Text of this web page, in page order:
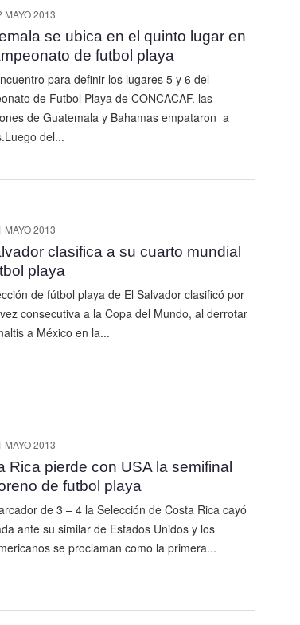
MAYO 2013
se ubica en el quinto lugar en
de futbol playa
para definir los lugares 5 y 6 del
de Futbol Playa de CONCACAF. las
de Guatemala y Bahamas empataron a
del...
MAYO 2013
clasifica a su cuarto mundial
playa
de fútbol playa de El Salvador clasificó por
consecutiva a la Copa del Mundo, al derrotar
a México en la...
MAYO 2013
Rica pierde con USA la semifinal
de futbol playa
de 3 – 4 la Selección de Costa Rica cayó
ante su similar de Estados Unidos y los
se proclaman como la primera...